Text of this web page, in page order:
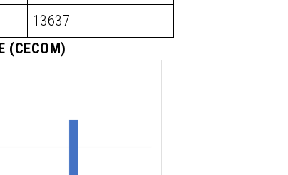
13637
(CECOM)